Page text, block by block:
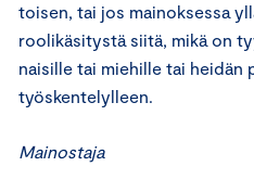
toisen, tai jos mainoksessa
roolikäsitystä siitä, mikä on
naisille tai miehille tai heidän
työskentelylleen.
Mainostaja